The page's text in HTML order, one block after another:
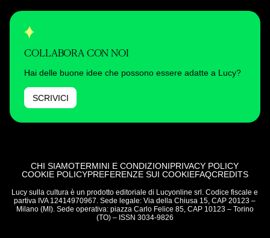
COLLABORA CON NOI
Hai delle buone idee che possono essere adatte a Lucy?
SCRIVICI
CHI SIAMOTERMINI E CONDIZIONIPRIVACY POLICY
COOKIE POLICYPREFERENZE SUI COOKIEFAQCREDITS
Lucy sulla cultura è un prodotto editoriale di Lucyonline srl. Codice fiscale e
partiva IVA 12414970967. Sede legale: Via della Chiusa 15, CAP 20123 –
Milano (MI). Sede operativa: piazza Carlo Felice 85, CAP 10123 – Torino
(TO) – ISSN 3034-9826